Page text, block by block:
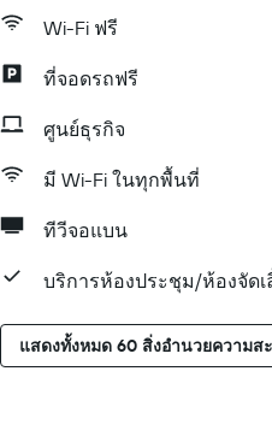
Wi-Fi ฟรี
ที่จอดรถฟรี
ศูนย์ธุรกิจ
มี Wi-Fi ในทุกพื้นที่
ทีวีจอแบน
บริการห้องประชุม/ห้องจัดเ
แสดงทั้งหมด 60 สิ่งอำนวยความส